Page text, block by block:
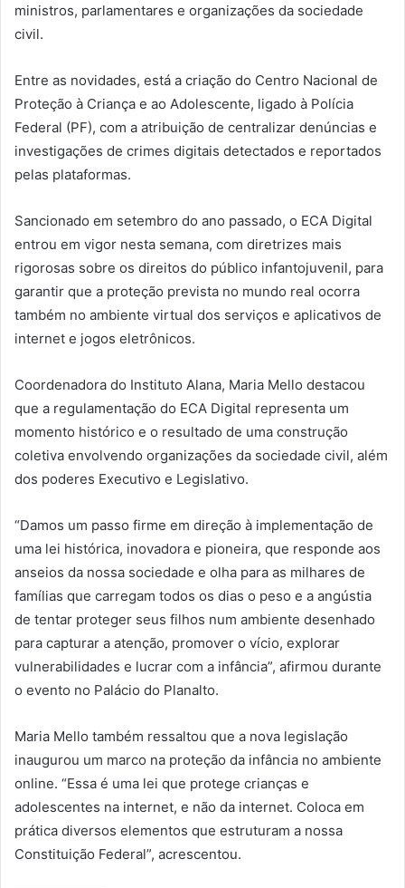
ministros, parlamentares e organizações da sociedade
civil.
Entre as novidades, está a criação do Centro Nacional de
Proteção à Criança e ao Adolescente, ligado à Polícia
Federal (PF), com a atribuição de centralizar denúncias e
investigações de crimes digitais detectados e reportados
pelas plataformas.
Sancionado em setembro do ano passado, o ECA Digital
entrou em vigor nesta semana, com diretrizes mais
rigorosas sobre os direitos do público infantojuvenil, para
garantir que a proteção prevista no mundo real ocorra
também no ambiente virtual dos serviços e aplicativos de
internet e jogos eletrônicos.
Coordenadora do Instituto Alana, Maria Mello destacou
que a regulamentação do ECA Digital representa um
momento histórico e o resultado de uma construção
coletiva envolvendo organizações da sociedade civil, além
dos poderes Executivo e Legislativo.
“Damos um passo firme em direção à implementação de
uma lei histórica, inovadora e pioneira, que responde aos
anseios da nossa sociedade e olha para as milhares de
famílias que carregam todos os dias o peso e a angústia
de tentar proteger seus filhos num ambiente desenhado
para capturar a atenção, promover o vício, explorar
vulnerabilidades e lucrar com a infância”, afirmou durante
o evento no Palácio do Planalto.
Maria Mello também ressaltou que a nova legislação
inaugurou um marco na proteção da infância no ambiente
online. “Essa é uma lei que protege crianças e
adolescentes na internet, e não da internet. Coloca em
prática diversos elementos que estruturam a nossa
Constituição Federal”, acrescentou.